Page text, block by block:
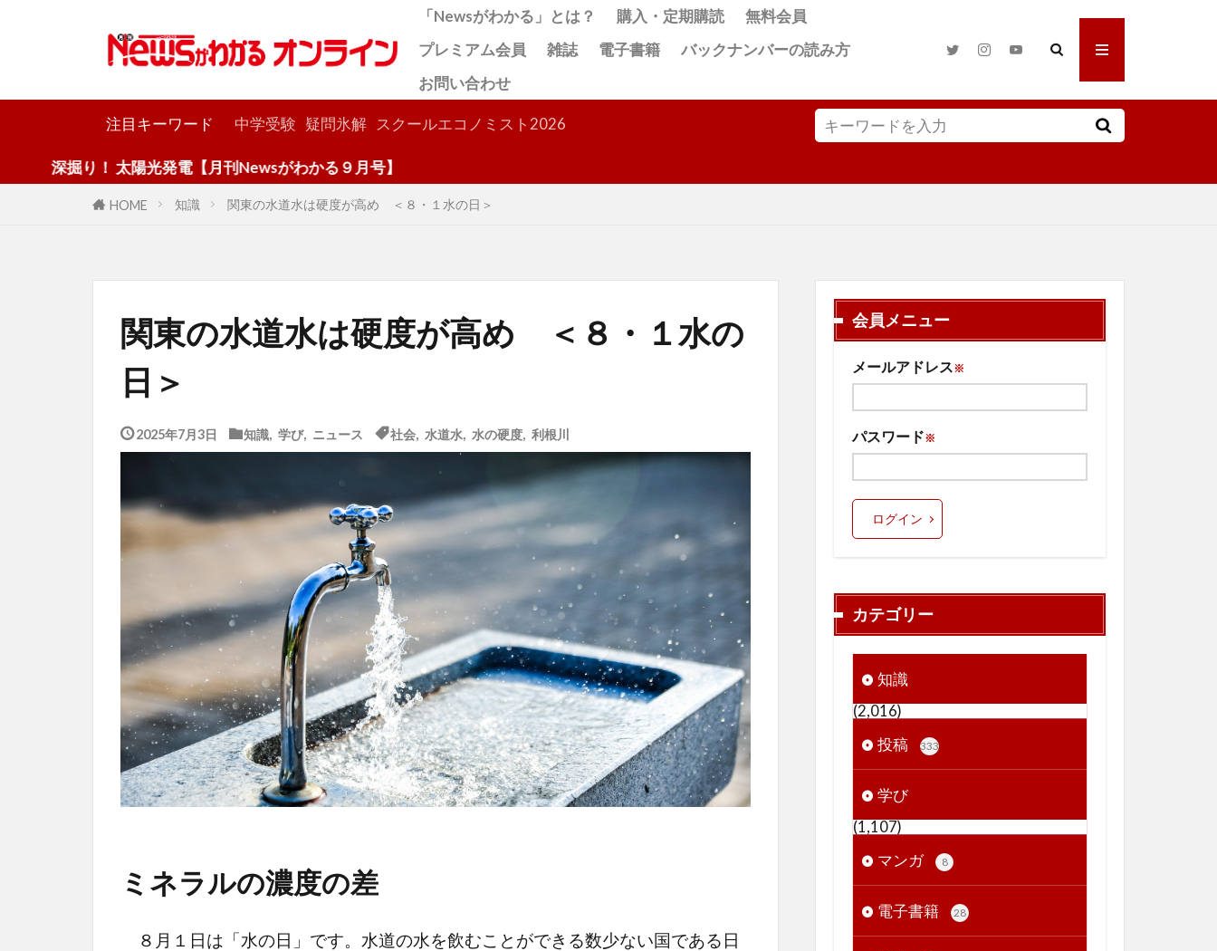
「Newsがわかる」とは？ 購入・定期購読
無料会員
プレミアム会員
雑誌 電子書籍
バックナンバーの読み方
お問い合わせ
注目キーワード 中学受験 疑問氷解 スクールエコノミスト2026
！ 太陽光発電【月刊Newsがわかる９月号】
HOME 知識 関東の水道水は硬度が高め ＜８・１水の日＞
関東の水道水は硬度が高め ＜８・１水の
日＞
2025年7月3日 知識 学び, ニュース 社会, 水道水 水の硬度, 利根川
ミネラルの濃度の差
８月１日は「水の日」です。水道の水を飲むことができる数少ない国である日
会員メニュー
メールアドレス※
パスワード※
ログイン
カテゴリー
知識
(2,016)
投稿
333
学び
(1,107)
マンガ
8
電子書籍 28
検索